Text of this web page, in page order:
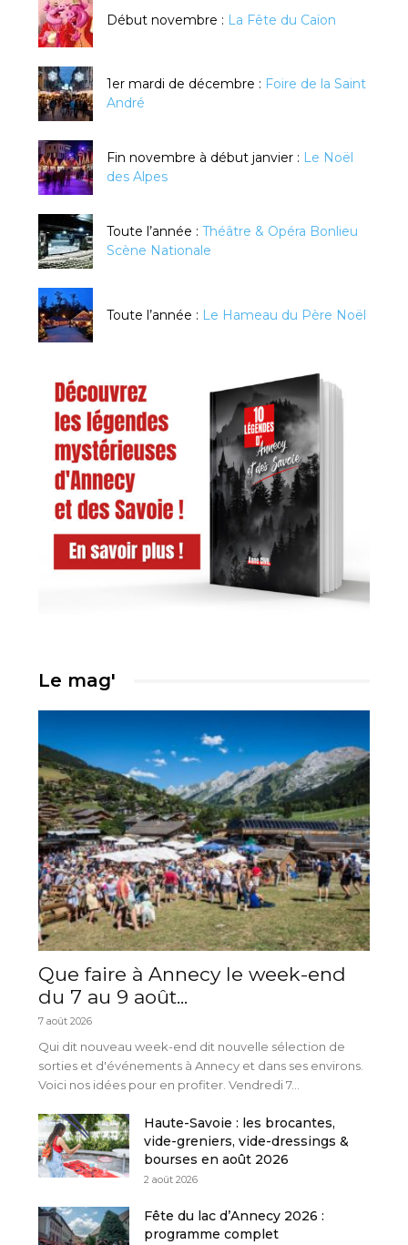
Début novembre : La Fête du Caïon
1er mardi de décembre : Foire de la Saint
André
Fin novembre à début janvier : Le Noël
des Alpes
Toute l’année : Théâtre & Opéra Bonlieu
Scène Nationale
Toute l’année : Le Hameau du Père Noël
Le mag'
Que faire à Annecy le week-end
du 7 au 9 août...
7 août 2026
Qui dit nouveau week-end dit nouvelle sélection de
sorties et d'événements à Annecy et dans ses environs.
Voici nos idées pour en profiter. Vendredi 7...
Haute-Savoie : les brocantes,
vide-greniers, vide-dressings &
bourses en août 2026
2 août 2026
Fête du lac d’Annecy 2026 :
programme complet